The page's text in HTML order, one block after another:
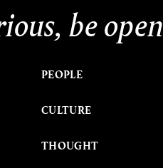
be open
PEOPLE
CULTURE
THOUGHT